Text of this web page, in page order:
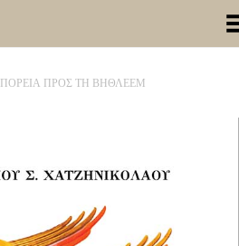
Toggle
ΠΟΡΕΙΑ ΠΡΟΣ ΤΗ ΒΗΘΛΕΕΜ